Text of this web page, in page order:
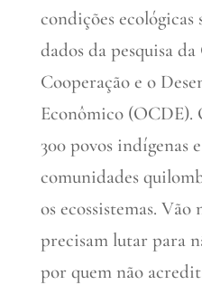
condições ecológicas
dados da pesquisa
Cooperação e o
Econômico (OCDE).
300 povos indígenas
comunidades
os ecossistemas. Vão
precisam lutar para
por quem não